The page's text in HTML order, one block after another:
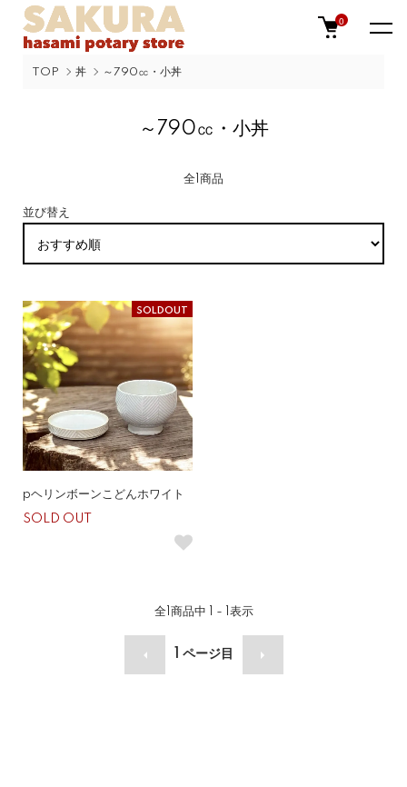
0
TOP 丼 ～790㏄・小丼
～790㏄・小丼
全1商品
並び替え
SOLDOUT
pヘリンボーンこどんホワイト
SOLD OUT
全1 商品中 1 - 1 表示
ページ目